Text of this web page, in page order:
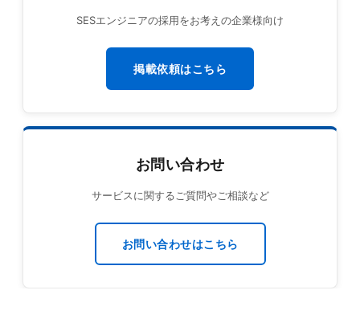
SESエンジニアの採用をお考えの企業様向け
掲載依頼はこちら
お問い合わせ
サービスに関するご質問やご相談など
お問い合わせはこちら